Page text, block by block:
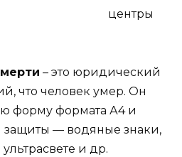
центры
– это юридический
что человек умер. Он
форму формата А4 и
защиты — водяные знаки,
и др.